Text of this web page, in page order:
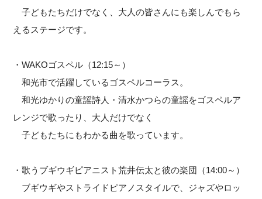
子どもたちだけでなく、大人の皆さんにも楽しんでもら
えるステージです。
・WAKOゴスペル（12:15～）
和光市で活躍しているゴスペルコーラス。
和光ゆかりの童謡詩人・清水かつらの童謡をゴスペルア
レンジで歌ったり、大人だけでなく
子どもたちにもわかる曲を歌っています。
・歌うブギウギピアニスト荒井伝太と彼の楽団（14:00～）
ブギウギやストライドピアノスタイルで、ジャズやロッ